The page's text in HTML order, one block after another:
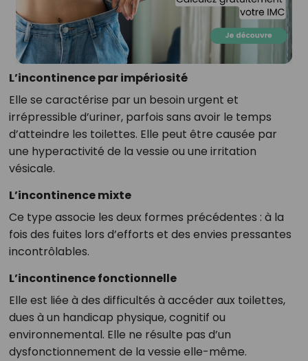
L’incontinence par impériosité
Elle se caractérise par un besoin urgent et
irrépressible d’uriner, parfois sans avoir le temps
d’atteindre les toilettes. Elle peut être causée par
une hyperactivité de la vessie ou une irritation
vésicale.
L’incontinence mixte
Ce type associe les deux formes précédentes : à la
fois des fuites lors d’efforts et des envies pressantes
incontrôlables.
L’incontinence fonctionnelle
Elle est liée à des difficultés à accéder aux toilettes,
dues à un handicap physique, cognitif ou
environnemental. Elle ne résulte pas d’un
dysfonctionnement de la vessie elle-même.